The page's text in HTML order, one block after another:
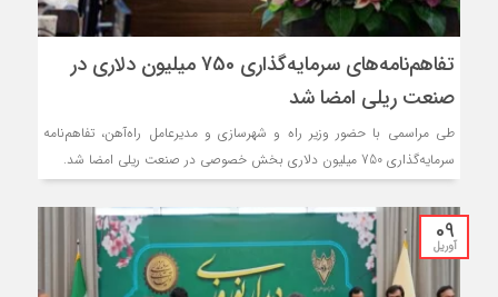
تفاهم‌نامه‌های سرمایه‌گذاری 750 میلیون دلاری در
صنعت ریلی امضا شد
طی مراسمی با حضور وزیر راه و شهرسازی و مدیرعامل راه‌آهن، تفاهم‌نامه
سرمایه‌گذاری 750 میلیون دلاری بخش خصوصی در صنعت ریلی امضا شد.
09
آوریل